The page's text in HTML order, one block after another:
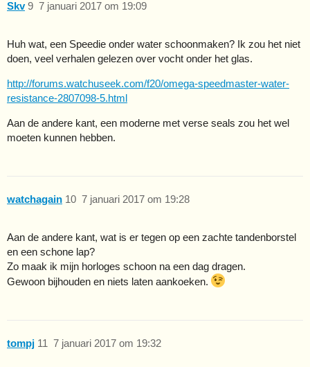
Skv 7 januari 2017 om 19:09
9
Huh wat, een Speedie onder water schoonmaken? Ik zou het niet
doen, veel verhalen gelezen over vocht onder het glas.
http://forums.watchuseek.com/f20/omega-speedmaster-water-
resistance-2807098-5.html
Aan de andere kant, een moderne met verse seals zou het wel
moeten kunnen hebben.
watchagain 7 januari 2017 om 19:28
10
Aan de andere kant, wat is er tegen op een zachte tandenborstel
en een schone lap?
Zo maak ik mijn horloges schoon na een dag dragen.
Gewoon bijhouden en niets laten aankoeken.
tompj 7 januari 2017 om 19:32
11